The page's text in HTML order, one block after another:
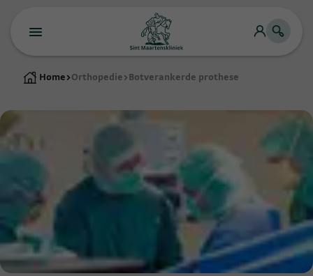
Home >Orthopedie > Botverankerde prothese